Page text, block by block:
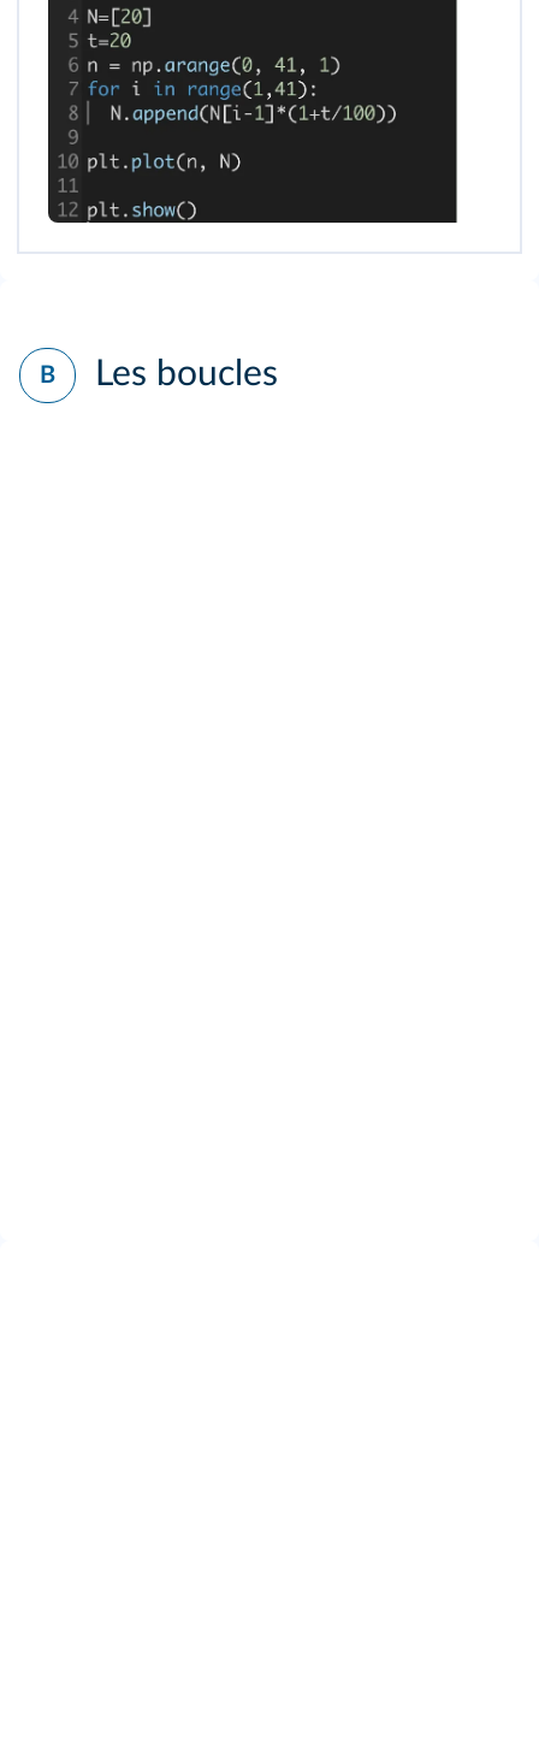
B Les boucles